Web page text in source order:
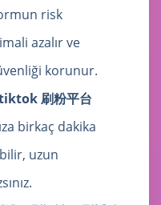
risk
azalır ve
korunur.
刷粉平台
birkaç dakika
uzun